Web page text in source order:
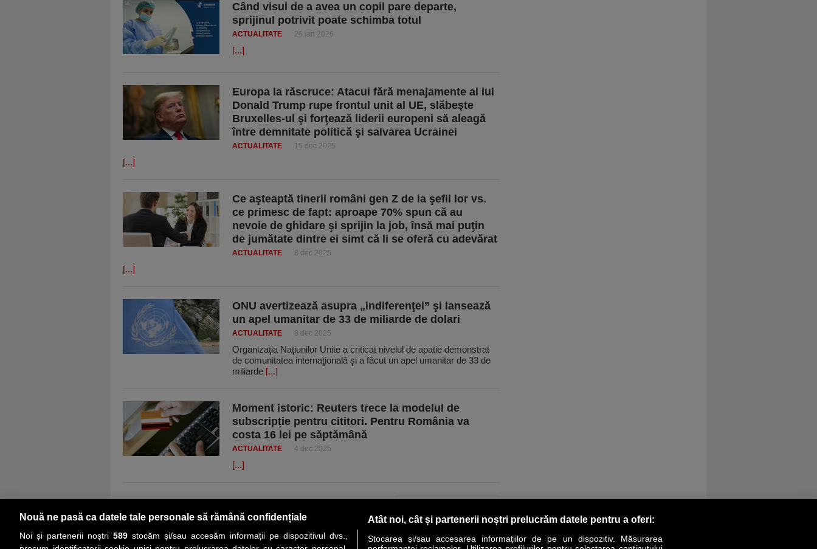
Când visul de a avea un copil pare departe,
sprijinul potrivit poate schimba totul
ACTUALITATE 26 ian 2026
[...]
Europa la răscruce: Atacul fără menajamente al lui
Donald Trump rupe frontul unit al UE, slăbeşte
Bruxelles-ul şi forţează liderii europeni să aleagă
între demnitate politică şi salvarea Ucrainei
ACTUALITATE 15 dec 2025
[...]
Ce aşteaptă tinerii români gen Z de la şefii lor vs.
ce primesc de fapt: aproape 70% spun că au
nevoie de ghidare şi sprijin la job, însă mai puţin
de jumătate dintre ei simt că li se oferă cu adevărat
ACTUALITATE 8 dec 2025
[...]
ONU avertizează asupra „indiferenţei” şi lansează
un apel umanitar de 33 de miliarde de dolari
ACTUALITATE 8 dec 2025
Organizaţia Naţiunilor Unite a criticat nivelul de apatie demonstrat
de comunitatea internaţională şi a făcut un apel umanitar de 33 de
miliarde [...]
Moment istoric: Reuters trece la modelul de
subscripţie pentru cititori. Pentru România va
costa 16 lei pe săptămână
ACTUALITATE 4 dec 2025
[...]
Nouă ne pasă ca datele tale personale să rămână confidențiale
Noi și partenerii noștri 589stocăm și/sau accesăm informații pe dispozitivul dvs.,
Atât noi, cât și partenerii noștri prelucrăm datele pentru a oferi:
Stocarea și/sau accesarea informațiilor de pe un dispozitiv. Măsurarea